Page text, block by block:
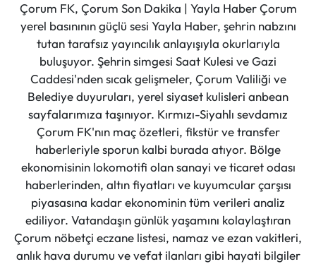
Çorum FK, Çorum Son Dakika | Yayla Haber Çorum
yerel basınının güçlü sesi Yayla Haber, şehrin nabzını
tutan tarafsız yayıncılık anlayışıyla okurlarıyla
buluşuyor. Şehrin simgesi Saat Kulesi ve Gazi
Caddesi'nden sıcak gelişmeler, Çorum Valiliği ve
Belediye duyuruları, yerel siyaset kulisleri anbean
sayfalarımıza taşınıyor. Kırmızı-Siyahlı sevdamız
Çorum FK'nın maç özetleri, fikstür ve transfer
haberleriyle sporun kalbi burada atıyor. Bölge
ekonomisinin lokomotifi olan sanayi ve ticaret odası
haberlerinden, altın fiyatları ve kuyumcular çarşısı
piyasasına kadar ekonominin tüm verileri analiz
ediliyor. Vatandaşın günlük yaşamını kolaylaştıran
Çorum nöbetçi eczane listesi, namaz ve ezan vakitleri,
anlık hava durumu ve vefat ilanları gibi hayati bilgiler